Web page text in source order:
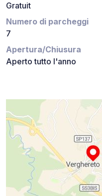
Gratuit
Numero di parcheggi
7
Apertura/Chiusura
Aperto tutto l'anno